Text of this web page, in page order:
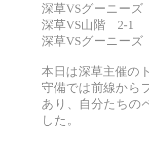
深草VSグーニー
深草VS山階 2-1
深草VSグーニー
本日は深草主催の
守備では前線から
あり、自分たちの
した。